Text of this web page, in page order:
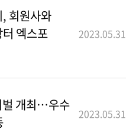
회원사와
엑스포
2023.05.31
벌 개최…우수
2023.05.31